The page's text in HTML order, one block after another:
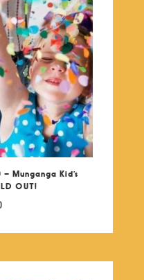
Munganga Kid’s
OUT!